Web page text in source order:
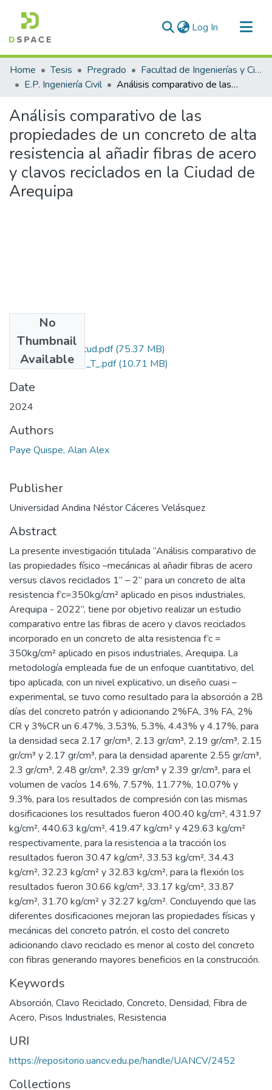
Log In (current)
Communities & Collections
All of DSpace
Home Tesis Pregrado
Facultad de Ingenierías y Ciencias Puras
E.P. Ingeniería Civil
Análisis comparativo de las propiedades de un concreto de alta resistencia al añadir fibras de acero y clavos reciclados en la Ciudad de Arequipa
Análisis comparativo de las
propiedades de un concreto de alta
resistencia al añadir fibras de acero
y clavos reciclados en la Ciudad de
Arequipa
No
Thumbnail
Available
Grado de Similitud.pdf(75.37 MB)
T036_43468213_T_.pdf(10.71 MB)
Date
2024
Authors
Paye Quispe, Alan Alex
Publisher
Universidad Andina Néstor Cáceres Velásquez
Abstract
La presente investigación titulada “Análisis comparativo de
las propiedades físico –mecánicas al añadir fibras de acero
versus clavos reciclados 1” – 2” para un concreto de alta
resistencia f’c=350kg/cm² aplicado en pisos industriales,
Arequipa - 2022”, tiene por objetivo realizar un estudio
comparativo entre las fibras de acero y clavos reciclados
incorporado en un concreto de alta resistencia f’c =
350kg/cm² aplicado en pisos industriales, Arequipa. La
metodología empleada fue de un enfoque cuantitativo, del
tipo aplicada, con un nivel explicativo, un diseño cuasi –
experimental, se tuvo como resultado para la absorción a 28
días del concreto patrón y adicionando 2%FA, 3% FA, 2%
CR y 3%CR un 6.47%, 3.53%, 5.3%, 4.43% y 4.17%, para
la densidad seca 2.17 gr/cm³, 2.13 gr/cm³, 2.19 gr/cm³, 2.15
gr/cm³ y 2.17 gr/cm³, para la densidad aparente 2.55 gr/cm³,
2.3 gr/cm³, 2.48 gr/cm³, 2.39 gr/cm³ y 2.39 gr/cm³, para el
volumen de vacíos 14.6%, 7.57%, 11.77%, 10.07% y
9.3%, para los resultados de compresión con las mismas
dosificaciones los resultados fueron 400.40 kg/cm², 431.97
kg/cm², 440.63 kg/cm², 419.47 kg/cm² y 429.63 kg/cm²
respectivamente, para la resistencia a la tracción los
resultados fueron 30.47 kg/cm², 33.53 kg/cm², 34.43
kg/cm², 32.23 kg/cm² y 32.83 kg/cm², para la flexión los
resultados fueron 30.66 kg/cm², 33.17 kg/cm², 33.87
kg/cm², 31.70 kg/cm² y 32.27 kg/cm². Concluyendo que las
diferentes dosificaciones mejoran las propiedades físicas y
mecánicas del concreto patrón, el costo del concreto
adicionando clavo reciclado es menor al costo del concreto
con fibras generando mayores beneficios en la construcción.
Keywords
Absorción, Clavo Reciclado, Concreto, Densidad, Fibra de
Acero, Pisos Industriales, Resistencia
URI
https://repositorio.uancv.edu.pe/handle/UANCV/2452
Collections